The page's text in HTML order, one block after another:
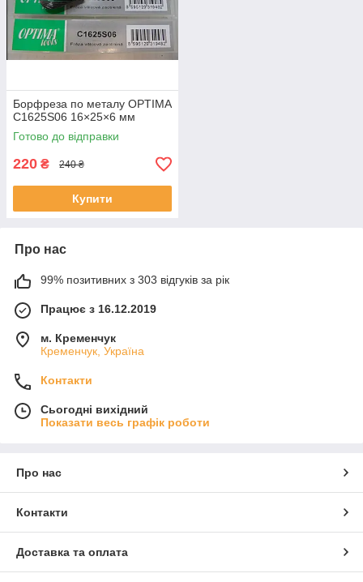
Борфреза по металу OPTIMA
C1625S06 16×25×6 мм
Готово до відправки
220 ₴ 240 ₴
Купити
Про нас
99% позитивних з 303 відгуків за рік
Працює з 16.12.2019
м. Кременчук
Кременчук, Україна
Контакти
Сьогодні вихідний
Показати весь графік роботи
Про нас
Контакти
Доставка та оплата